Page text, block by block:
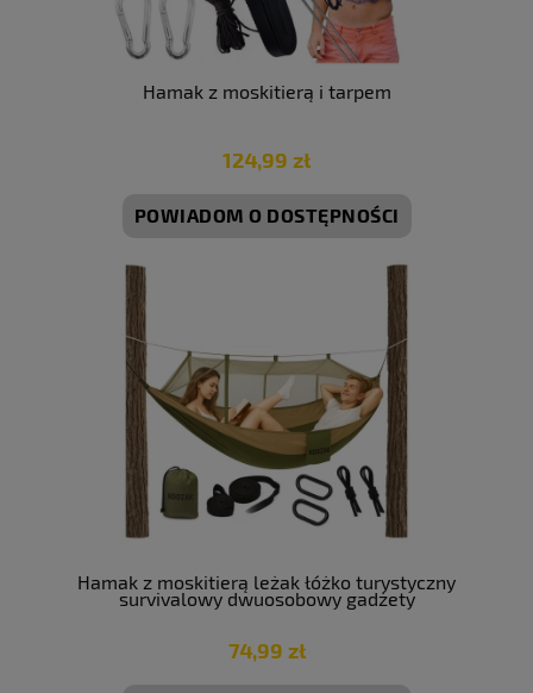
Hamak z moskitierą i tarpem
124,99 zł
POWIADOM O DOSTĘPNOŚCI
Hamak z moskitierą leżak łóżko turystyczny
survivalowy dwuosobowy gadżety
74,99 zł